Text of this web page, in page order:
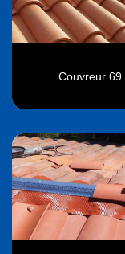
Couvreur 69